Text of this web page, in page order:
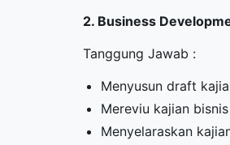
2. Business
Tanggung Jawab :
Menyusun draft
Mereviu kajian
Menyelaraskan